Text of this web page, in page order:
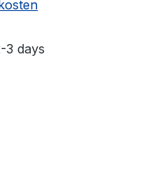
3 days